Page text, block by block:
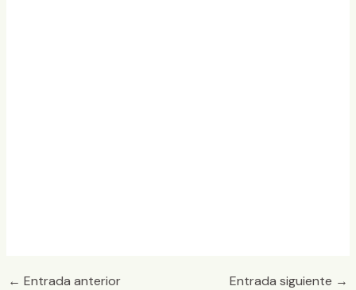
← Entrada anterior Entrada siguiente →